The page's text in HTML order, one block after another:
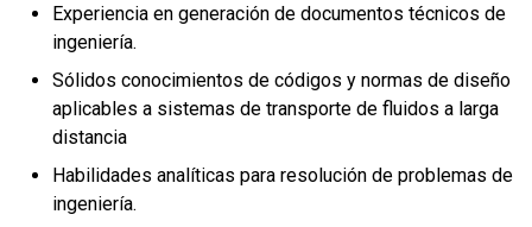
Experiencia en generación de documentos técnicos de
ingeniería.
Sólidos conocimientos de códigos y normas de diseño
aplicables a sistemas de transporte de fluidos a larga
distancia
Habilidades analíticas para resolución de problemas de
ingeniería.